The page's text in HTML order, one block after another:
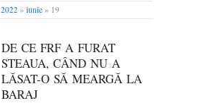
2022 » iunie » 19
DE CE FRF A FURAT
STEAUA, CÂND NU A
LĂSAT-O SĂ MEARGĂ LA
BARAJ